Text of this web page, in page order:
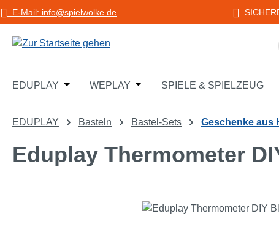
Hauptinhalt springen
Zur Suche springen
Zur Hauptnavigation springen
E-Mail: info@spielwolke.de
EDUPLAY Öffne oder Schließe das Dropdown der Kategorie
WEPLAY Öffne oder Schließe das
SPIELE & SPIELZEUG
EDUPLAY Basteln Bastel-Sets Geschenke aus
Eduplay Thermometer